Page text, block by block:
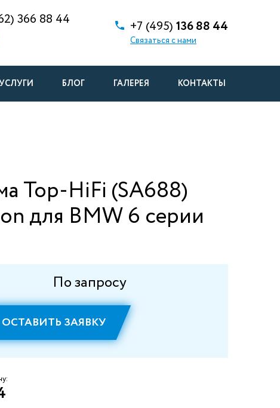
366 88 44 +7 (495) 136 88 44
Связаться с нами
БЛОГ ГАЛЕРЕЯ КОНТАКТЫ
Top-HiFi (SA688)
для BMW 6 серии
По запросу
ОСТАВИТЬ ЗАЯВКУ